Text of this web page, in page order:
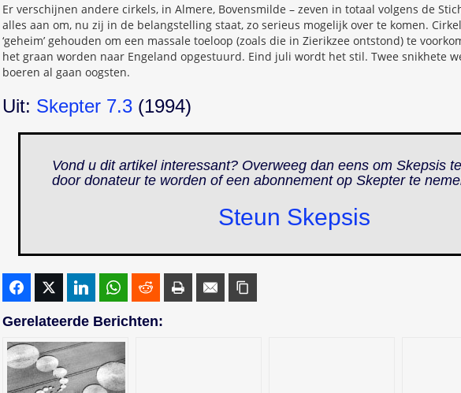
Er verschijnen andere cirkels, in Almere, Bovensmilde – zeven in totaal volgens de
alles aan om, nu zij in de belangstelling staat, zo serieus mogelijk over te komen.
‘geheim’ gehouden om een massale toeloop (zoals die in Zierikzee ontstond) te
het graan worden naar Engeland opgestuurd. Eind juli wordt het stil. Twee snikhete
boeren al gaan oogsten.
Uit: Skepter 7.3 (1994)
Vond u dit artikel interessant? Overweeg dan eens om Skepsis
door donateur te worden of een abonnement op Skepterte
Steun Skepsis
Gerelateerde Berichten: